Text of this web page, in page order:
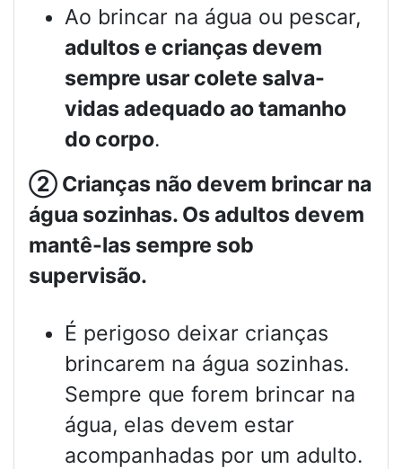
Ao brincar na água ou pescar,
adultos e crianças devem
sempre usar colete salva-
vidas adequado ao tamanho
do corpo.
② Crianças não devem brincar na
água sozinhas. Os adultos devem
mantê-las sempre sob
supervisão.
É perigoso deixar crianças
brincarem na água sozinhas.
Sempre que forem brincar na
água, elas devem estar
acompanhadas por um adulto.